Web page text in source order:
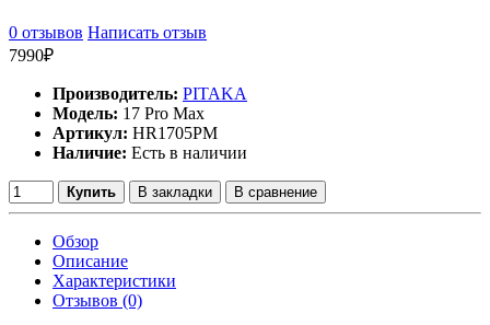
0 отзывов Написать отзыв
7990₽
Производитель: PITAKA
Модель: 17 Pro Max
Артикул: HR1705PM
Наличие: Есть в наличии
Купить В закладки В сравнение
Обзор
Описание
Характеристики
Отзывов (0)